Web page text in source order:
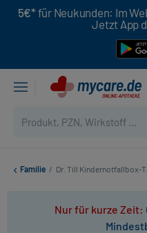
5€* für Neukunden: Im
Jetzt App
Familie / Dr. Till Kindernotfallbox-
Nur für kurze Zeit: